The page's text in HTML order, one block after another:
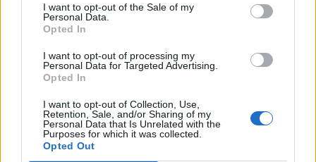
I want to opt-out of the Sale of my
Personal Data.
Opted In
I want to opt-out of processing my
Personal Data for Targeted Advertising.
Opted In
I want to opt-out of Collection, Use,
Retention, Sale, and/or Sharing of my
Personal Data that Is Unrelated with the
Purposes for which it was collected.
Opted Out
Συνεντεύξεις
Ο Γιώργος Αθανασίου, δύο μουσικοί, ένα
βουνό και η αναζήτηση της έμπνευσης
24.02.26
Στο υβριδικό φιλμ "Το Οτιδήποτε", ο Γιώργος Αθανασίου
μετατρέπει μια αυτοσχεδιαστική εκδρομή φίλων σε στοχασμό
πάνω στη δημιουργία, τη φύση και την ανθρώπινη αμηχανία.